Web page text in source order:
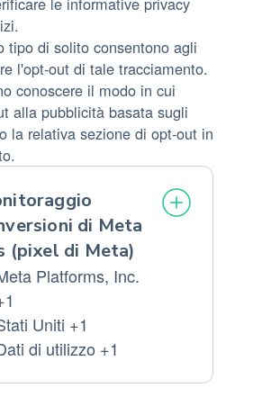
tipo di solito consentono agli
l'opt-out di tale tracciamento.
conoscere il modo in cui
alla pubblicità basata sugli
la relativa sezione di opt-out in
di Meta
(pixel di Meta)
Platforms, Inc.
Uniti +1
di utilizzo +1